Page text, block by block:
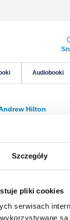
Szczegóły
pliki cookies
serwisach
Audiobooki
Hilton